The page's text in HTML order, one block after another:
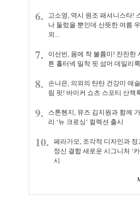
6.
고소영, 역시 원조 패셔니스타!
나 둘렀을 뿐인데 산뜻한 여름
외...
7.
이선빈, 몸에 착 볼륨미! 잔잔한
튼 홀터넥 밀착 핏 섬머 데일리룩
8.
손나은, 의외의 탄탄 건강미 애
림 핏! 바이커 쇼츠 스포티 산책
9.
스톤헨지, 뮤즈 김지원과 함께
리 ‘뉴 크로싱’ 컬렉션 출시
10.
페라가모, 조각적 디자인과 정
정신 결합 새로운 시그니처 ‘
시